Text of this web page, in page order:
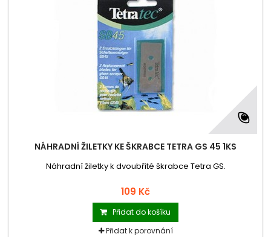
NÁHRADNÍ ŽILETKY KE ŠKRABCE TETRA GS 45 1KS
Náhradní žiletky k dvoubřité škrabce Tetra GS.
109 Kč
Přidat do košíku
Přidat k porovnání